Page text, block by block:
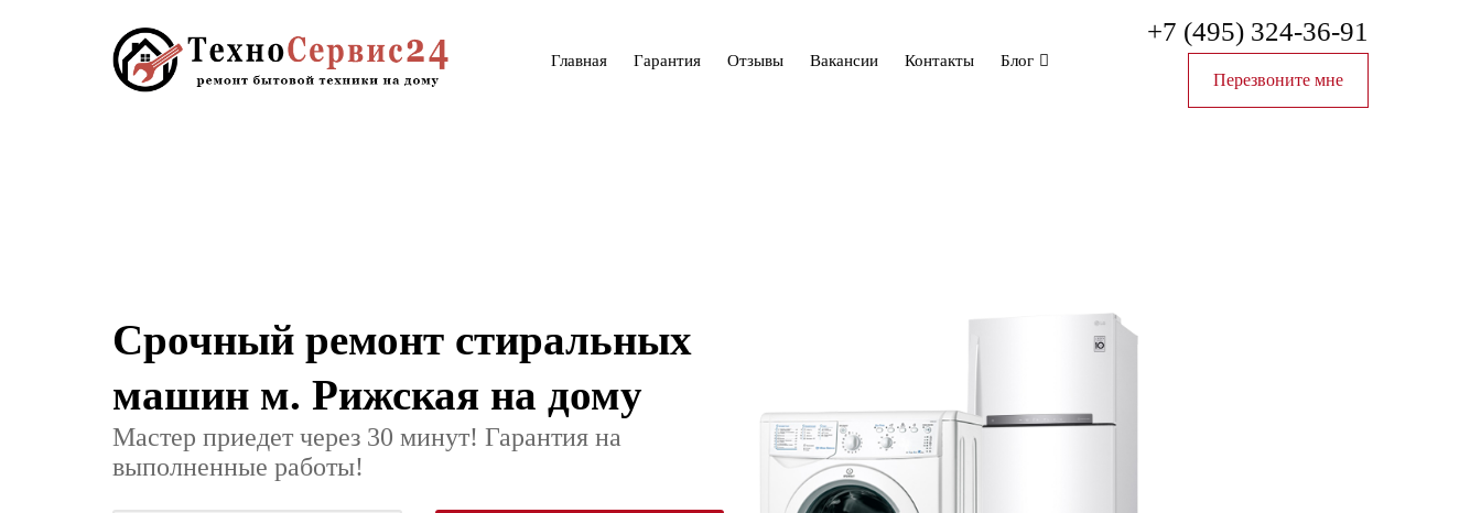
Главная Гарантия Отзывы Вакансии Контакты Блог
+7 (495) 324-36-91
Перезвоните мне
Срочный ремонт стиральных
машин м. Рижская на дому
Мастер приедет через 30 минут! Гарантия на